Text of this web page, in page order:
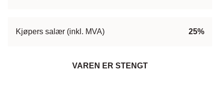
Kjøpers salær (inkl. MVA) 25%
VAREN ER STENGT